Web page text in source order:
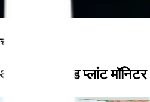
चलो बढ़ते हैं
आपका कनेक्टेड प्लांट मॉनिटर